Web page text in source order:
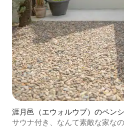
涯月邑（エウォルウプ）のペン
サウナ付き、なんて素敵な家な